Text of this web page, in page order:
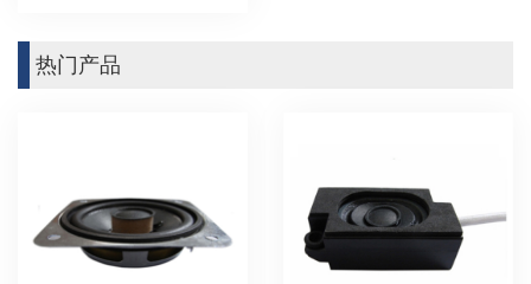
热门产品